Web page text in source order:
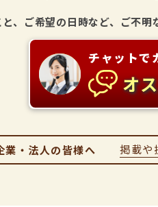
、 ご希望の日時など、ご不明
チャットで
オ
業・法人の皆様へ 掲載や